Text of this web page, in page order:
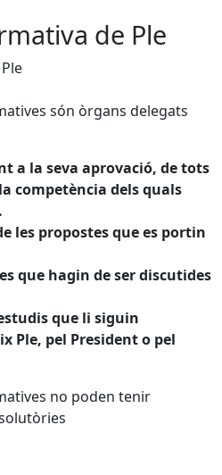
de Ple
són òrgans delegats
a la seva aprovació, de tots
competència dels quals
les propostes que es portin
que hagin de ser discutides
que li siguin
Ple, pel President o pel
no poden tenir